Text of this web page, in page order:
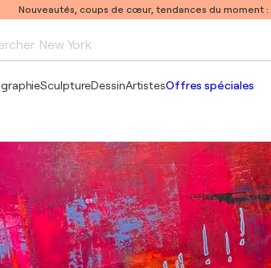
Nouveautés, coups de cœur, tendances du moment :
New York
Pablo Picasso
SculptureDessinArtistesOffres spéciales